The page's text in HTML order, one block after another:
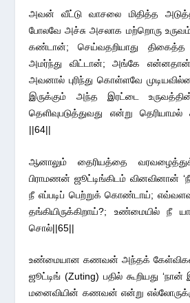
அவன் வீட்டு வாசலை மிதித்த
போலவே அச்சு அசலாக மற்றொரு உருவம்
கண்டான்; செய்வதறியாது
அமர்ந்து விட்டான்; அங்கே
அவனால் புரிந்து கொள்ளவே
இருக்கும் அந்த இரட்டை
தெளிவுபடுத்துவது என்று
||64||
ஆனாலும் தைரியத்தை
பிராமணன் ஜூட்டிங்கிடம் வினவினான்
நீ எப்படிப் பெற்றுக் கொண்டாய்;
தங்கியிருக்கிறாய்?; உண்மையில் நீ
சொல்||65||
உண்மையான கணவன் அந்தக்
ஜூட்டிங் (Zuting) பதில் கூறியது
மனைவியின் கணவன் என்று